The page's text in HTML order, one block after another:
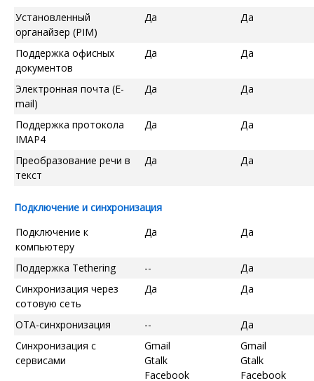
Установленный
органайзер (PIM)
Да Да
Поддержка офисных
документов
Да Да
Электронная почта (E-
mail)
Да Да
Поддержка протокола
IMAP4
Да Да
Преобразование речи в
текст
Да Да
Подключение и синхронизация
Подключение к
компьютеру
Да Да
Поддержка Tethering --
Да
Синхронизация через
сотовую сеть
Да Да
OTA-синхронизация --
Да
Синхронизация с
сервисами
Gmail
Gtalk
Facebook
Gmail
Gtalk
Facebook